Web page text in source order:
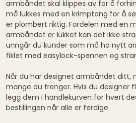
armbåndet skal klippes av for å
må lukkes med en krimptang for å
er plombert riktig. Fordelen med en
armbåndet er lukket kan det ikke
unngår du kunder som må ha nytt
fiklet med easylock-spennen og
Når du har designet armbåndet ditt,
mange du trenger. Hvis du designer
legg dem i handlekurven for hvert
bestillingen når alle er ferdige.